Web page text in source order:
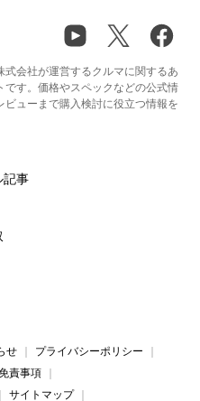
会社が運営するクルマに関するあ
です。価格やスペックなどの公式情
ューまで購入検討に役立つ情報を
記事
せ
プライバシーポリシー
責事項
サイトマップ